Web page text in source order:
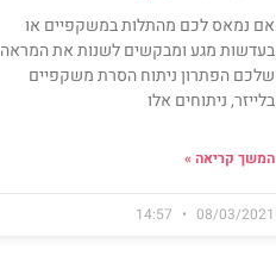
אם נמאס לכם מהתלות במשקפיים או
בעדשות מגע ומבקשים לשנות את המראה
שלכם הפתרון ניתוח הסרת משקפיים
בלייזר, ניתוחים אלו
המשך קריאה »
08/03/2021